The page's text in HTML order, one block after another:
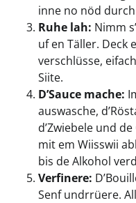
inne no nöd
Ruhe lah: Nimm
uf en Täller. Deck
verschlüsse,
Siite.
D’Sauce mache:
auswasche,
d’Zwiebele und
mit em Wiisswii
bis de Alkohol
Verfinere:
Senf undrrüere.